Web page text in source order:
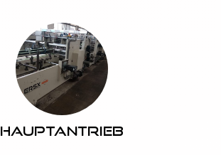
Hauptantrieb